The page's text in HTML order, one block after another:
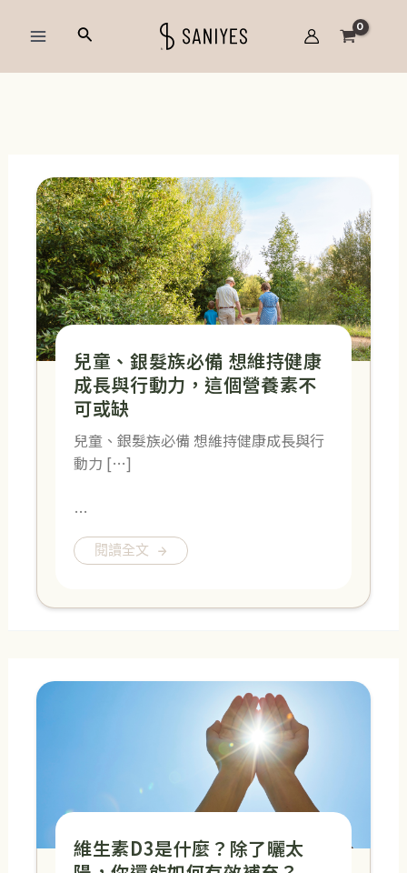
搜
兒童、銀髮族必備 想維持健康
成長與行動力，這個營養素不
可或缺
兒童、銀髮族必備 想維持健康成長與行
動力 […]
…
閱讀全文
維生素D3是什麼？除了曬太